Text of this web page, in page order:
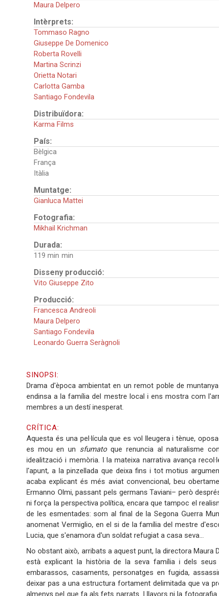
Maura Delpero
Intèrprets:
Tommaso Ragno
Giuseppe De Domenico
Roberta Rovelli
Martina Scrinzi
Orietta Notari
Carlotta Gamba
Santiago Fondevila
Distribuïdora:
Karma Films
País:
Bèlgica
França
Itàlia
Muntatge:
Gianluca Mattei
Fotografia:
Mikhail Krichman
Durada:
119 min
Disseny producció:
Vito Giuseppe Zito
Producció:
Francesca Andreoli
Maura Delpero
Santiago Fondevila
Leonardo Guerra Seràgnoli
SINOPSI:
Drama d'època ambientat en un remot poble de
endinsa a la família del mestre local i ens mostra com
membres a un destí inesperat.
CRÍTICA:
Aquesta és una pel·lícula que es vol lleugera i tènue,
es mou en un sfumatoque renuncia al naturalisme
idealització i memòria. I la mateixa narrativa avança
l'apunt, a la pinzellada que deixa fins i tot motius
acaba explicant és més aviat convencional, beu
Ermanno Olmi, passant pels germans Taviani– però
ni força la perspectiva política, encara que tampoc el
de les esmentades: som al final de la Segona Guerra
anomenat Vermiglio, en el si de la família del mestre
Lucia, que s'enamora d'un soldat refugiat a casa seva…
No obstant això, arribats a aquest punt, la directora
està explicant la història de la seva família i dels
embarassos, casaments, personatges en fugida,
deixar pas a una estructura fortament delimitada que va
almenys pel que fa als fets narrats. I llavors ni la